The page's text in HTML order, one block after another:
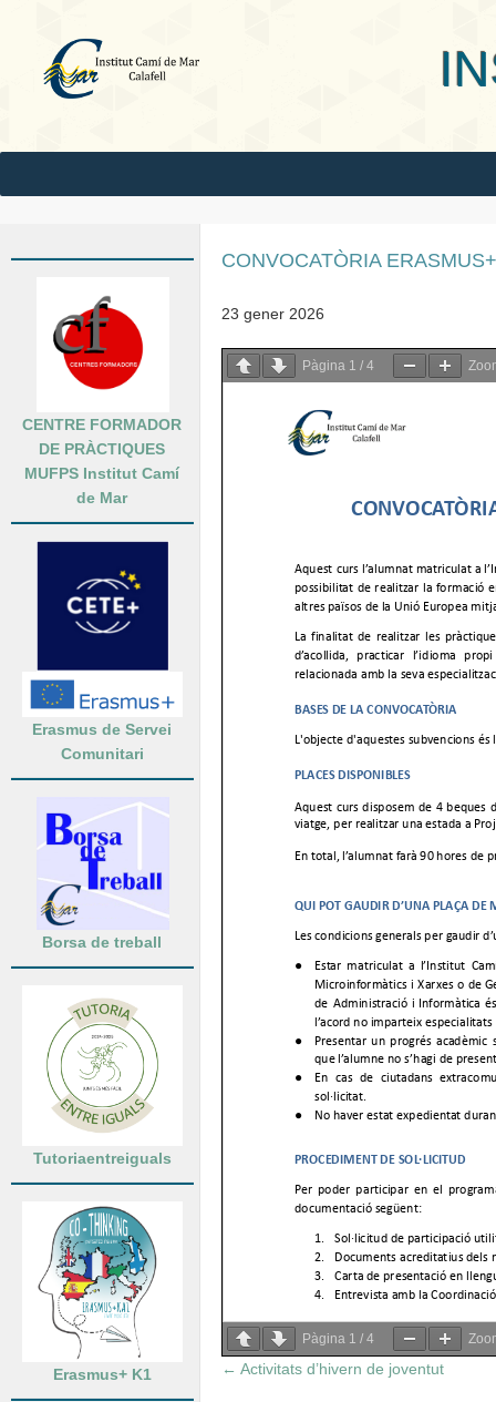
INS
CENTRE FORMADOR
DE PRÀCTIQUES
MUFPS Institut Camí
de Mar
Erasmus de Servei
Comunitari
Borsa de treball
Tutoriaentreiguals
Erasmus+ K1
CONVOCATÒRIA
23 gener 2026
Pàgina 1 / 4
Pàgina 1 / 4
← Activitats d’hivern de joventut